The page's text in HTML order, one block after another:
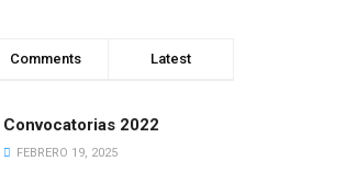
Comments Latest
Convocatorias 2022
FEBRERO 19, 2025